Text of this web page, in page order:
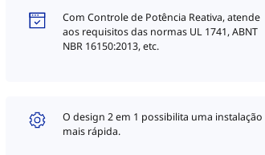
Com Controle de Potência Reativa, atende
aos requisitos das normas UL 1741, ABNT
NBR 16150:2013, etc.
O design 2 em 1 possibilita uma instalação
mais rápida.